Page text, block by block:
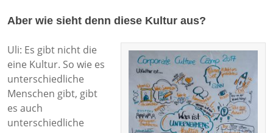
Aber wie sieht denn diese Kultur aus?
Uli: Es gibt nicht die
eine Kultur. So wie es
unterschiedliche
Menschen gibt, gibt
es auch
unterschiedliche